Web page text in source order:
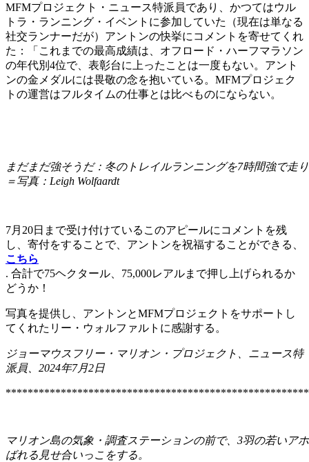
MFMプロジェクト・ニュース特派員であり、かつてはウル
トラ・ランニング・イベントに参加していた（現在は単なる
社交ランナーだが）アントンの快挙にコメントを寄せてくれ
た：「これまでの最高成績は、オフロード・ハーフマラソン
の年代別4位で、表彰台に上ったことは一度もない。アント
ンの金メダルには畏敬の念を抱いている。MFMプロジェク
トの運営はフルタイムの仕事とは比べものにならない。
まだまだ強そうだ：冬のトレイルランニングを7時間強で走
＝写真：Leigh Wolfaardt
7月20日まで受け付けているこのアピールにコメントを残
し、寄付をすることで、アントンを祝福することができる、
こちら
. 合計で75ヘクタール、75,000レアルまで押し上げられるか
どうか！
写真を提供し、アントンとMFMプロジェクトをサポートし
てくれたリー・ウォルファルトに感謝する。
ジョーマウスフリー・マリオン・プロジェクト、ニュース特
派員、2024年7月2日
マリオン島の気象・調査ステーションの前で、3羽の若いア
ばれる見せ合いっこをする。